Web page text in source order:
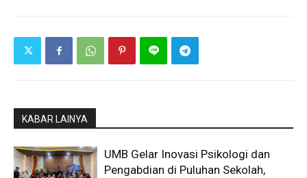
KABAR LAINYA
UMB Gelar Inovasi Psikologi dan
Pengabdian di Puluhan Sekolah,